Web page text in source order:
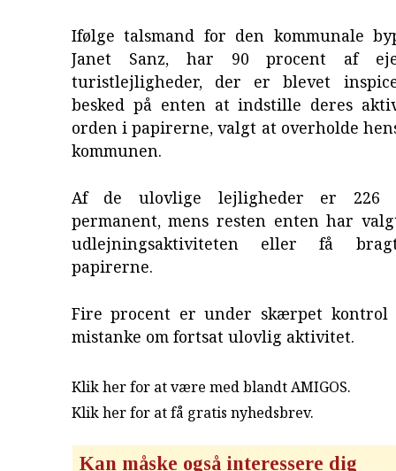
Ifølge talsmand for den kommunale
Janet Sanz, har 90 procent af
turistlejligheder, der er blevet
besked på enten at indstille deres
orden i papirerne, valgt at overholde
kommunen.
Af de ulovlige lejligheder er 226
permanent, mens resten enten har
udlejningsaktiviteten eller få
papirerne.
Fire procent er under skærpet kontrol
mistanke om fortsat ulovlig aktivitet.
Klik her for at være med blandt AMIGOS.
Klik her for at få gratis nyhedsbrev.
Kan måske også interessere dig